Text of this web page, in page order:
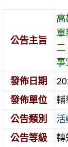
公告主旨
二
事
發佈日期
發佈單位
輔
公告類別
活
公告等級
轉